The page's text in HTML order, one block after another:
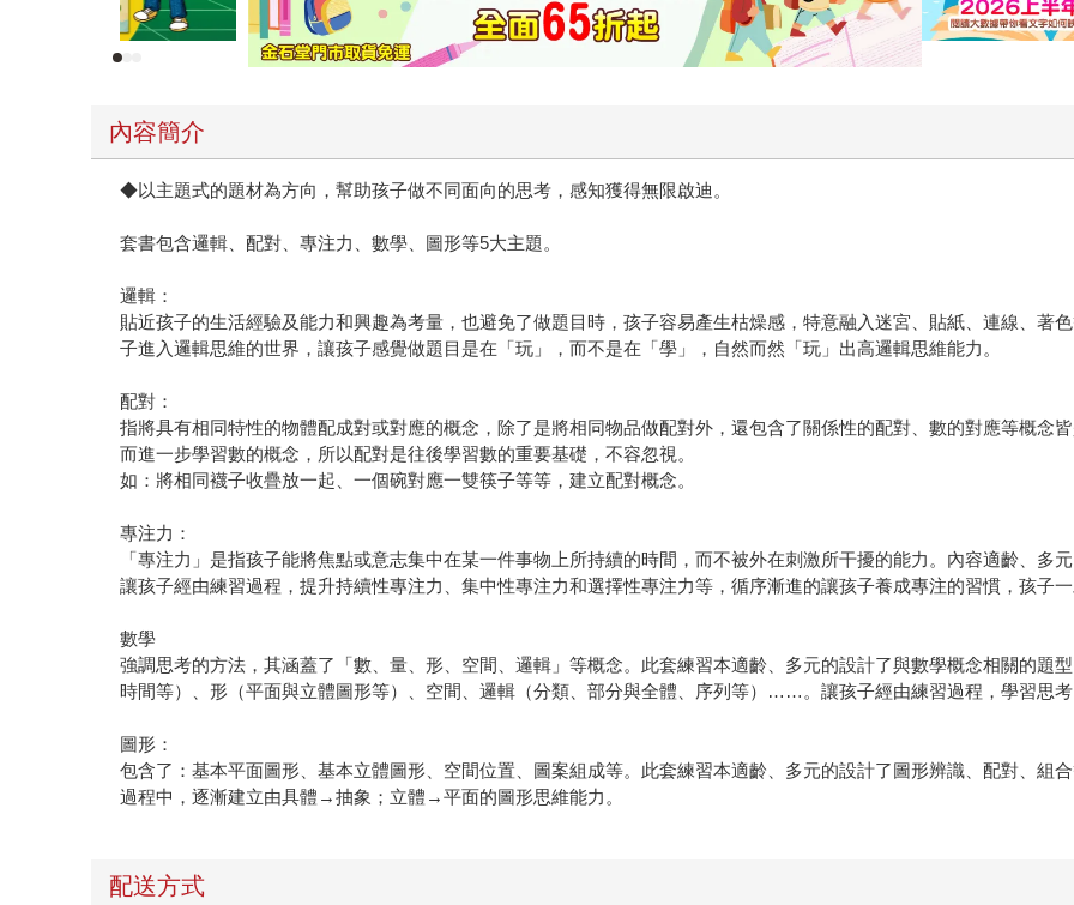
內容簡介
◆以主題式的題材為方向，幫助孩子做不同面向的思考，感知獲得無限啟迪。
套書包含邏輯、配對、專注力、數學、圖形等5大主題。
邏輯：
貼近孩子的生活經驗及能力和興趣為考量，也避免了做題目時，孩子容易產生枯燥感，特意融入迷宮、貼紙、連線、著
子進入邏輯思維的世界，讓孩子感覺做題目是在「玩」，而不是在「學」，自然而然「玩」出高邏輯思維能力。
配對：
指將具有相同特性的物體配成對或對應的概念，除了是將相同物品做配對外，還包含了關係性的配對、數的對應等概念
而進一步學習數的概念，所以配對是往後學習數的重要基礎，不容忽視。
如：將相同襪子收疊放一起、一個碗對應一雙筷子等等，建立配對概念。
專注力：
「專注力」是指孩子能將焦點或意志集中在某一件事物上所持續的時間，而不被外在刺激所干擾的能力。內容適齡、多
讓孩子經由練習過程，提升持續性專注力、集中性專注力和選擇性專注力等，循序漸進的讓孩子養成專注的習慣，孩子
數學
強調思考的方法，其涵蓋了「數、量、形、空間、邏輯」等概念。此套練習本適齡、多元的設計了與數學概念相關的題
時間等）、形（平面與立體圖形等）、空間、邏輯（分類、部分與全體、序列等）……。讓孩子經由練習過程，學習思
圖形：
包含了：基本平面圖形、基本立體圖形、空間位置、圖案組成等。此套練習本適齡、多元的設計了圖形辨識、配對、組
過程中，逐漸建立由具體→抽象；立體→平面的圖形思維能力。
配送方式